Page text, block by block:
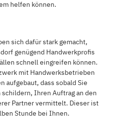
helfen können.
sich dafür stark gemacht,
genügend Handwerkprofis
schnell eingreifen können.
mit Handwerksbetrieben
aufgebaut, dass sobald Sie
Ihren Auftrag an den
Partner vermittelt. Dieser ist
Stunde bei Ihnen.